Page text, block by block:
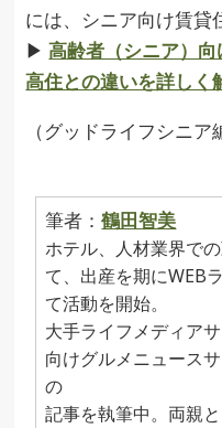
には、シニア向け賃貸
▶︎高齢者（シニア）
高住との違いを詳しく
（グッドライフシニア
筆者：鶴田智美
ホテル、人材業界で
て、出産を期にWEB
て活動を開始。
大手ライフメディア
向けグルメニュース
の
記事を執筆中。両親